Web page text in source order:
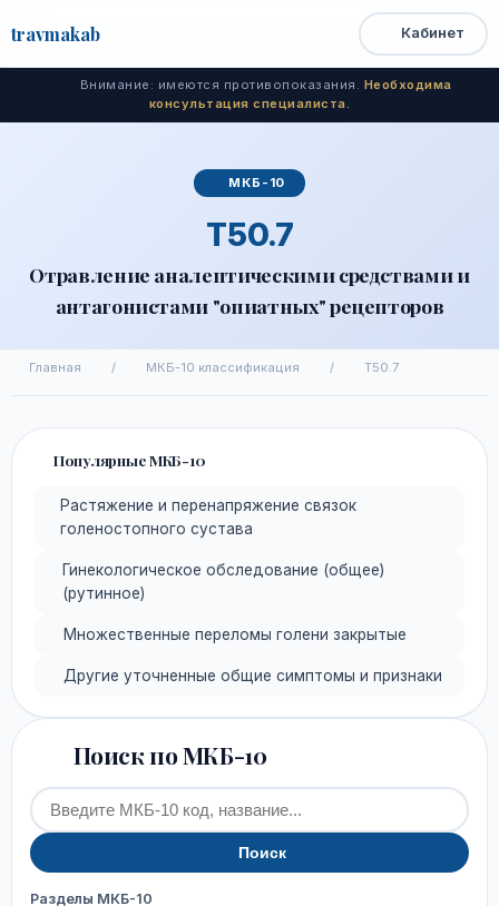
travmakab
Открыть
меню
Быстрый
доступ
Кабинет
Внимание: имеются противопоказания. Необходима
консультация специалиста.
МКБ-10
T50.7
Отравление аналептическими средствами и
антагонистами "опиатных" рецепторов
Главная / МКБ-10 классификация / T50.7
Популярные МКБ-10
Растяжение и перенапряжение связок
голеностопного сустава
Гинекологическое обследование (общее)
(рутинное)
Множественные переломы голени закрытые
Другие уточненные общие симптомы и признаки
Поиск по МКБ-10
Поиск
Разделы МКБ-10